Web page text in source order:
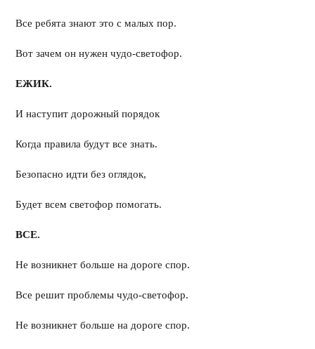
Все ребята знают это с малых пор.
Вот зачем он нужен чудо-светофор.
ЕЖИК.
И наступит дорожный порядок
Когда правила будут все знать.
Безопасно идти без оглядок,
Будет всем светофор помогать.
ВСЕ.
Не возникнет больше на дороге спор.
Все решит проблемы чудо-светофор.
Не возникнет больше на дороге спор.